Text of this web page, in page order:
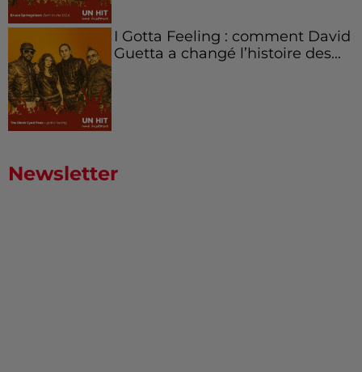
I Gotta Feeling : comment David
Guetta a changé l’histoire des...
Newsletter